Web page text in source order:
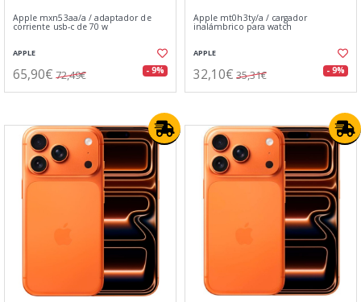
Apple mxn53aa/a / adaptador de
corriente usb‑c de 70 w
APPLE
65,90€ 72,49€ - 9%
Apple mt0h3ty/a / cargador
inalámbrico para watch
APPLE
32,10€ 35,31€ - 9%